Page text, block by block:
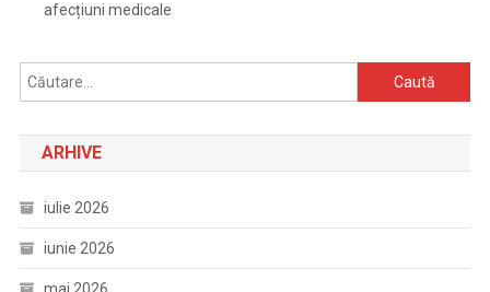
afecțiuni medicale
Caută
după:
ARHIVE
iulie 2026
iunie 2026